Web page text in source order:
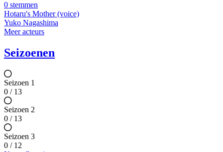
0 stemmen
Hotaru's Mother (voice)
Yuko Nagashima
Meer acteurs
Seizoenen
Seizoen 1
0 / 13
Seizoen 2
0 / 13
Seizoen 3
0 / 12